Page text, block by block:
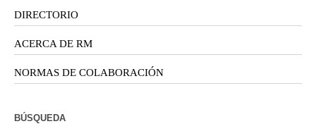
DIRECTORIO
ACERCA DE RM
NORMAS DE COLABORACIÓN
BÚSQUEDA